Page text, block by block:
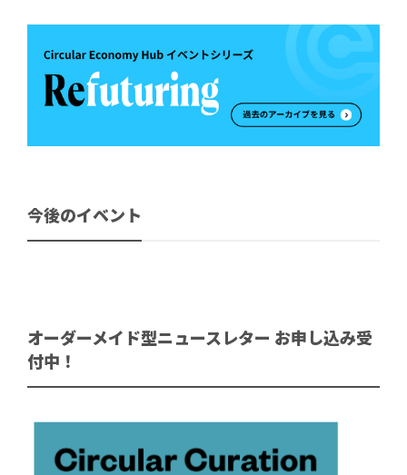
今後のイベント
オーダーメイド型ニュースレター お申し込み受
付中！